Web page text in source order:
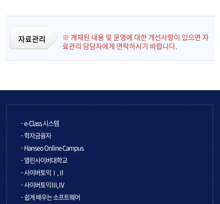
자료관리
※ 게재된 내용 및 운영에 대한 개선사항이 있으면 자
료관리 담당자에게 연락하시기 바랍니다.
e-Class 시스템
학자금융자
Hanseo Online Campus
열린사이버대학교
사이버토익Ⅰ,Ⅱ
사이버토익Ⅲ,Ⅳ
쉽게 배우는 소프트웨어